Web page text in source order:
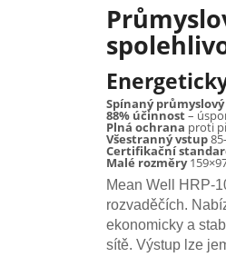
Spínaný
88% účinnost–
Plná ochrana proti
Všestranný vstup
Certifikační
Malé rozměry
Mean Well HRP-
rozvaděčích.
ekonomicky a
sítě. Výstup lze